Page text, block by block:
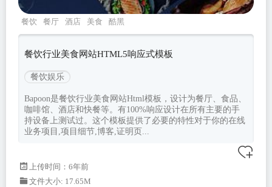
餐饮 餐厅 酒店 美食 酷黑
餐饮行业美食网站HTML5响应式模板
餐饮娱乐
Bapoon是餐饮行业美食网站Html模板，设计为餐厅、食品、
咖啡馆、酒店和快餐等。有100%响应设计在所有主要的手
持设备上测试过。这个模板提供了必要的特性对于你的在线
业务项目,项目细节,博客,证明页...
上传时间：6年前
文件大小: 17.65M